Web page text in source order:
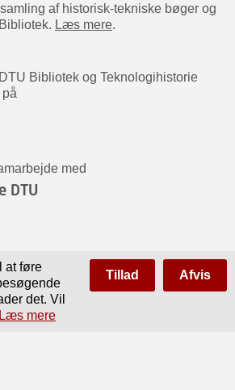
af historisk-tekniske bøger og
Læs mere.
Bibliotek og Teknologihistorie
med
DTU
at føre
det. Vil
Læs mere
Tillad Afvis